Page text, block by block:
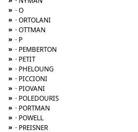
» · O
» · ORTOLANI
» · OTTMAN
» · P
» · PEMBERTON
» · PETIT
» · PHELOUNG
» · PICCIONI
» · PIOVANI
» · POLEDOURIS
» · PORTMAN
» · POWELL
» · PREISNER